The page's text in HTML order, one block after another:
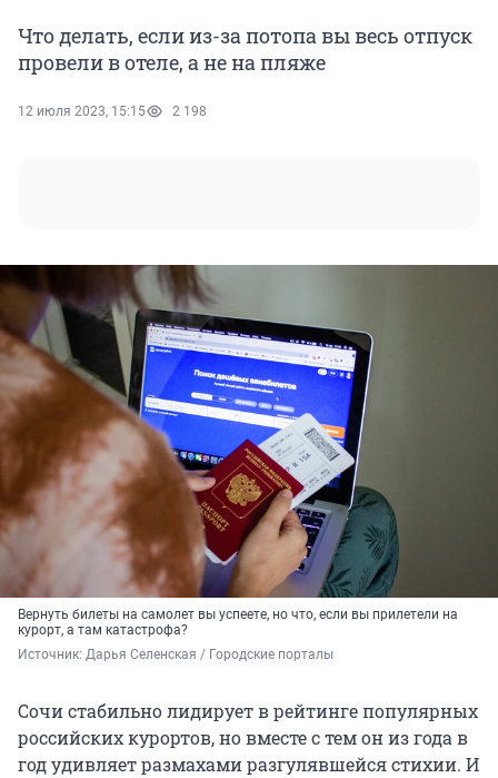
Что делать, если из-за потопа вы весь отпуск
провели в отеле, а не на пляже
12 июля 2023, 15:15 2 198
Вернуть билеты на самолет вы успеете, но что, если вы прилетели на
курорт, а там катастрофа?
Источник: Дарья Селенская / Городские порталы
Сочи стабильно лидирует в рейтинге популярных
российских курортов, но вместе с тем он из года в
год удивляет размахами разгулявшейся стихии. И